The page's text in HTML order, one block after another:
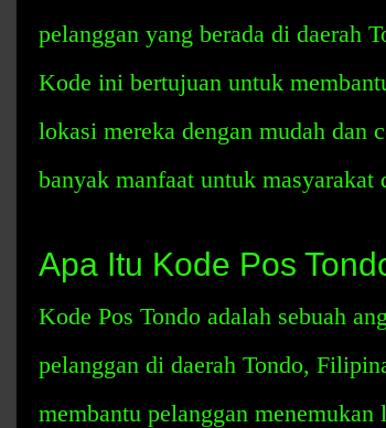
pelanggan yang berada di daerah
Kode ini bertujuan untuk
lokasi mereka dengan mudah dan
banyak manfaat untuk masyarakat
Apa Itu Kode Pos
Kode Pos Tondo adalah sebuah
pelanggan di daerah Tondo,
membantu pelanggan